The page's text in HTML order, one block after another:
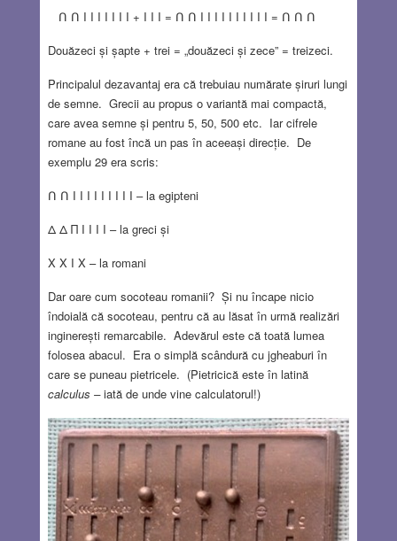
Ո Ո I I I I I I I + I I I = Ո Ո I I I I I I I I I I = Ո Ո Ո
Douăzeci și șapte + trei = „douăzeci și zece” = treizeci.
Principalul dezavantaj era că trebuiau numărate șiruri lungi
de semne. Grecii au propus o variantă mai compactă,
care avea semne și pentru 5, 50, 500 etc. Iar cifrele
romane au fost încă un pas în aceeași direcție. De
exemplu 29 era scris:
Ո Ո I I I I I I I I I – la egipteni
Δ Δ Π I I I I – la greci și
X X I X – la romani
Dar oare cum socoteau romanii? Și nu încape nicio
îndoială că socoteau, pentru că au lăsat în urmă realizări
inginerești remarcabile. Adevărul este că toată lumea
folosea abacul. Era o simplă scândură cu jgheaburi în
care se puneau pietricele. (Pietricică este în latină
calculus –iată de unde vine calculatorul!)